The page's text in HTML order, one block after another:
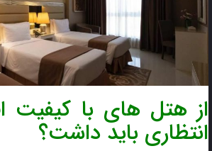
از هتل های با کیفیت
انتظاری باید داشت؟